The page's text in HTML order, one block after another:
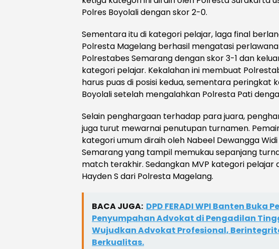
Polres Boyolali dengan skor 2-0.
Sementara itu di kategori pelajar, laga final
Polresta Magelang berhasil mengatasi
Polrestabes Semarang dengan skor 3-1 dan
kategori pelajar. Kekalahan ini membuat
harus puas di posisi kedua, sementara peringkat
Boyolali setelah mengalahkan Polresta Pati
Selain penghargaan terhadap para juara,
juga turut mewarnai penutupan turnamen.
kategori umum diraih oleh Nabeel Dewangga
Semarang yang tampil memukau sepanjang
match terakhir. Sedangkan MVP kategori pelajar
Hayden S dari Polresta Magelang.
BACA JUGA: DPD FERADI WPI Banten Buka
Penyumpahan Advokat di Pengadilan
Wujudkan Advokat Profesional,
Berkualitas.